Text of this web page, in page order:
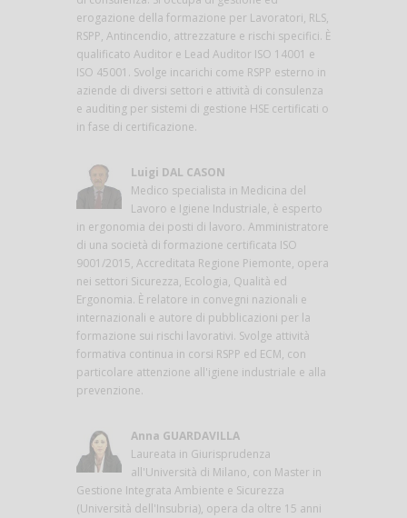
erogazione della formazione per Lavoratori, RLS,
RSPP, Antincendio, attrezzature e rischi specifici. È
qualificato Auditor e Lead Auditor ISO 14001 e
ISO 45001. Svolge incarichi come RSPP esterno in
aziende di diversi settori e attività di consulenza
e auditing per sistemi di gestione HSE certificati o
in fase di certificazione.
Luigi DAL CASON
Medico specialista in Medicina del
Lavoro e Igiene Industriale, è esperto
in ergonomia dei posti di lavoro. Amministratore
di una società di formazione certificata ISO
9001/2015, Accreditata Regione Piemonte, opera
nei settori Sicurezza, Ecologia, Qualità ed
Ergonomia. È relatore in convegni nazionali e
internazionali e autore di pubblicazioni per la
formazione sui rischi lavorativi. Svolge attività
formativa continua in corsi RSPP ed ECM, con
particolare attenzione all'igiene industriale e alla
prevenzione.
Anna GUARDAVILLA
Laureata in Giurisprudenza
all'Università di Milano, con Master in
Gestione Integrata Ambiente e Sicurezza
(Università dell'Insubria), opera da oltre 15 anni